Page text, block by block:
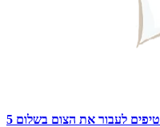
5 טיפים לעבור את הצום בשלום